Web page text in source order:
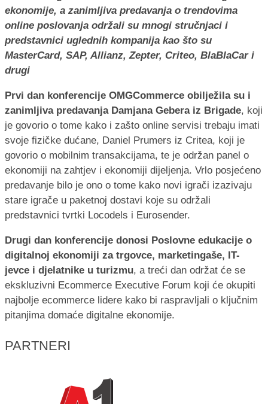
ekonomije, a zanimljiva predavanja o trendovima
online poslovanja održali su mnogi stručnjaci i
predstavnici uglednih kompanija kao što su
MasterCard, SAP, Allianz, Zepter, Criteo, BlaBlaCar i
drugi
Prvi dan konferencije OMGCommerce obilježila su i
zanimljiva predavanja Damjana Gebera iz Brigade, koji
je govorio o tome kako i zašto online servisi trebaju imati
svoje fizičke dućane, Daniel Prumers iz Critea, koji je
govorio o mobilnim transakcijama, te je održan panel o
ekonomiji na zahtjev i ekonomiji dijeljenja. Vrlo posjećeno
predavanje bilo je ono o tome kako novi igrači izazivaju
stare igrače u paketnoj dostavi koje su održali
predstavnici tvrtki Locodels i Eurosender.
Drugi dan konferencije donosi Poslovne edukacije o
digitalnoj ekonomiji za trgovce, marketingaše, IT-
jevce i djelatnike u turizmu, a treći dan održat će se
ekskluzivni Ecommerce Executive Forum koji će okupiti
najbolje ecommerce lidere kako bi raspravljali o ključnim
pitanjima domaće digitalne ekonomije.
PARTNERI